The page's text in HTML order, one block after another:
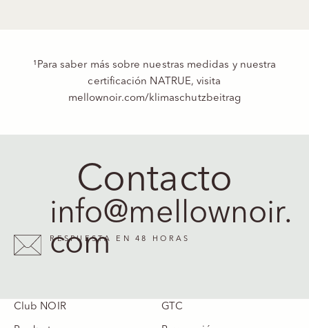
¹Para saber más sobre nuestras medidas y nuestra
certificación NATRUE, visita
mellownoir.com/klimaschutzbeitrag
RESPUESTA EN 48 HORAS
info@mellownoir.
com
Contacto
Club NOIR GTC